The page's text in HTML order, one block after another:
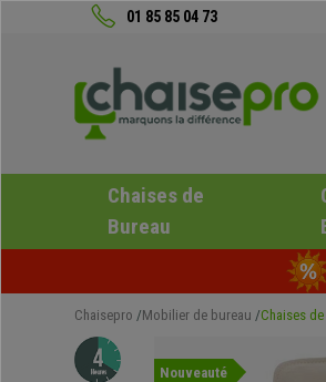
01 85 85 04 73
Chaises de
Bureau
Chaisepro Mobilier de bureau Chaises
Nouveauté